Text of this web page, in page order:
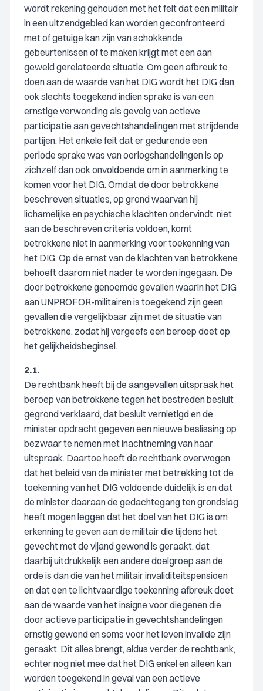
wordt rekening gehouden met het feit dat een militair
in een uitzendgebied kan worden geconfronteerd
met of getuige kan zijn van schokkende
gebeurtenissen of te maken krijgt met een aan
geweld gerelateerde situatie. Om geen afbreuk te
doen aan de waarde van het DIG wordt het DIG dan
ook slechts toegekend indien sprake is van een
ernstige verwonding als gevolg van actieve
participatie aan gevechtshandelingen met strijdende
partijen. Het enkele feit dat er gedurende een
periode sprake was van oorlogshandelingen is op
zichzelf dan ook onvoldoende om in aanmerking te
komen voor het DIG. Omdat de door betrokkene
beschreven situaties, op grond waarvan hij
lichamelijke en psychische klachten ondervindt, niet
aan de beschreven criteria voldoen, komt
betrokkene niet in aanmerking voor toekenning van
het DIG. Op de ernst van de klachten van betrokkene
behoeft daarom niet nader te worden ingegaan. De
door betrokkene genoemde gevallen waarin het DIG
aan UNPROFOR-militairen is toegekend zijn geen
gevallen die vergelijkbaar zijn met de situatie van
betrokkene, zodat hij vergeefs een beroep doet op
het gelijkheidsbeginsel.
2.1.
De rechtbank heeft bij de aangevallen uitspraak het
beroep van betrokkene tegen het bestreden besluit
gegrond verklaard, dat besluit vernietigd en de
minister opdracht gegeven een nieuwe beslissing op
bezwaar te nemen met inachtneming van haar
uitspraak. Daartoe heeft de rechtbank overwogen
dat het beleid van de minister met betrekking tot de
toekenning van het DIG voldoende duidelijk is en dat
de minister daaraan de gedachtegang ten grondslag
heeft mogen leggen dat het doel van het DIG is om
erkenning te geven aan de militair die tijdens het
gevecht met de vijand gewond is geraakt, dat
daarbij uitdrukkelijk een andere doelgroep aan de
orde is dan die van het militair invaliditeitspensioen
en dat een te lichtvaardige toekenning afbreuk doet
aan de waarde van het insigne voor diegenen die
door actieve participatie in gevechtshandelingen
ernstig gewond en soms voor het leven invalide zijn
geraakt. Dit alles brengt, aldus verder de rechtbank,
echter nog niet mee dat het DIG enkel en alleen kan
worden toegekend in geval van een actieve